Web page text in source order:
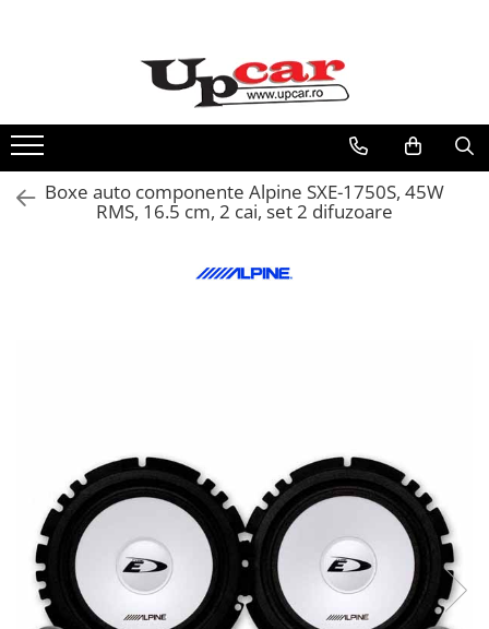
Aplice si Pendule
Electrocasnice Mici
Audio & Video
Boxe auto componente Alpine SXE-1750S, 45W
RMS, 16.5 cm, 2 cai, set 2 difuzoare